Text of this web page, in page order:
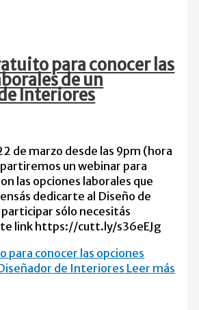
para conocer las
de un
Interiores
de marzo desde las 9pm (hora
un webinar para
las opciones laborales que
dedicarte al Diseño de
sólo necesitás
link https://cutt.ly/s36eEJg
para conocer las opciones
de Interiores Leer más